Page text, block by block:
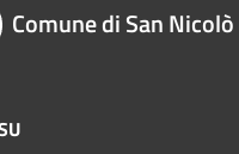
Comune di San